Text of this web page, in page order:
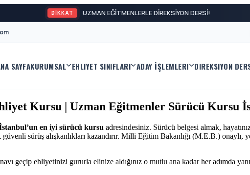
DİKKAT UZMAN EĞİTMENLERLE DİREKSİYON DERSİ!
SAYFAKURUMSAL EHLIYET SINIFLARI ADAY İŞLEMLERI DIREKSIYON
Kursu | Uzman Eğitmenler Sürücü Kursu
en iyi sürücü kursu adresindesiniz. Sürücü belgesi almak,
sürüş alışkanlıkları kazandırır. Milli Eğitim Bakanlığı (M.E.B.) onaylı,
geçip ehliyetinizi gururla elinize aldığınız o mutlu ana kadar her adımda